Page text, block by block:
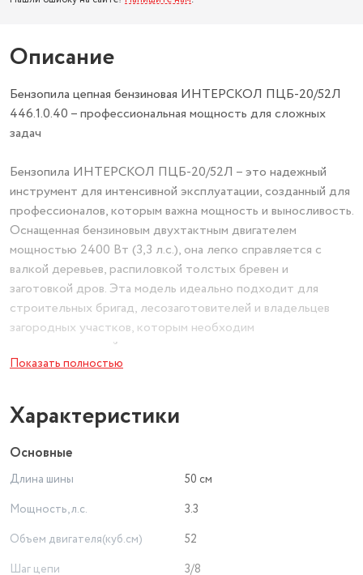
Описание
Бензопила цепная бензиновая ИНТЕРСКОЛ ПЦБ-20/52Л
446.1.0.40 – профессиональная мощность для сложных
задач
Бензопила ИНТЕРСКОЛ ПЦБ-20/52Л – это надежный
инструмент для интенсивной эксплуатации, созданный для
профессионалов, которым важна мощность и выносливость.
Оснащенная бензиновым двухтактным двигателем
мощностью 2400 Вт (3,3 л.с.), она легко справляется с
валкой деревьев, распиловкой толстых бревен и
заготовкой дров. Эта модель идеально подходит для
строительных бригад, лесозаготовителей и владельцев
загородных участков, которым необходим
производительный инструмент.
ПЦБ-20/52Л:
- Мощный двигатель 2400 Вт (3,3 л.с.) – обеспечивает
твердыми породами древесины. - Длина шины 52 см –
позволяет эффективно распиливать крупные бревна и
расход топлива и масла при высокой мощности. - Надежная
цепная передача – обеспечивает плавный ход и снижает
Показать полностью
Характеристики
Основные
Длина шины
50 см
Мощность, л.с.
3.3
Объем двигателя(куб.см)
52
Шаг цепи
3/8